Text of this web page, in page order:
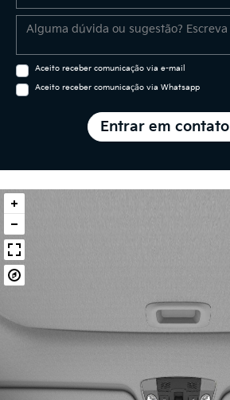
Aceito receber comunicação via e-mail
Aceito receber comunicação via Whatsapp
Entrar em contato